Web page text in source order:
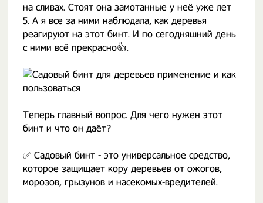
на сливах. Стоят она замотанные у неё уже лет
5. А я все за ними наблюдала, как деревья
реагируют на этот бинт. И по сегодняшний день
с ними всё прекрасно👍.
Теперь главный вопрос. Для чего нужен этот
бинт и что он даёт?
✅ Садовый бинт - это универсальное средство,
которое защищает кору деревьев от ожогов,
морозов, грызунов и насекомых-вредителей.